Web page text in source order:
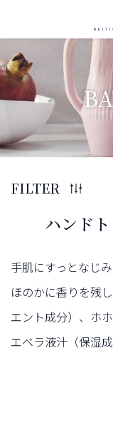
ハンド
手肌にすっとなじ
ほのかに香りを残
エント成分）、ホ
エベラ液汁（保湿成
FILTER